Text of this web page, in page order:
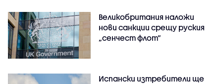
Великобритания наложи
нови санкции срещу руския
„сенчест флот“
Испански изтребители ще